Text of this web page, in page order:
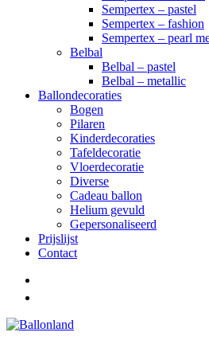
Sempertex – pastel
Sempertex – fashion
Sempertex – pearl
Belbal
Belbal – pastel
Belbal – metallic
Ballondecoraties
Bogen
Pilaren
Kinderdecoraties
Tafeldecoratie
Vloerdecoratie
Diverse
Cadeau ballon
Helium gevuld
Gepersonaliseerd
Prijslijst
Contact